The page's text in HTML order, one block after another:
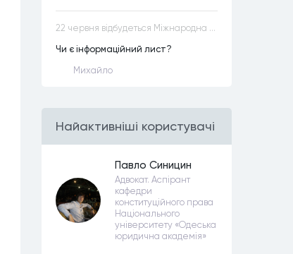
22 червня відбудеться Міжнародна науково-практична конференція “Конституційна демократія в умовах загроз територіальній цілісності та національній безпеці”
Чи є інформаційний лист?
Михайло
Найактивнiшi користувачi
Павло Синицин
Адвокат. Аспірант
кафедри
конституційного права
Національного
університету «Одеська
юридична академія»